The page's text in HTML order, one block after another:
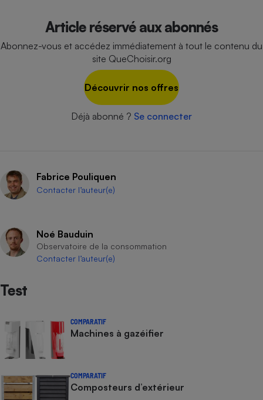
Article réservé aux abonnés
Abonnez-vous et accédez immédiatement à tout le contenu du
site QueChoisir.org
Découvrir nos offres
Déjà abonné ? Se connecter
Fabrice Pouliquen
Contacter l’auteur(e)
Noé Bauduin
Observatoire de la consommation
Contacter l’auteur(e)
Test
COMPARATIF
Machines à gazéifier
COMPARATIF
Composteurs d’extérieur
Cafetière à expressos